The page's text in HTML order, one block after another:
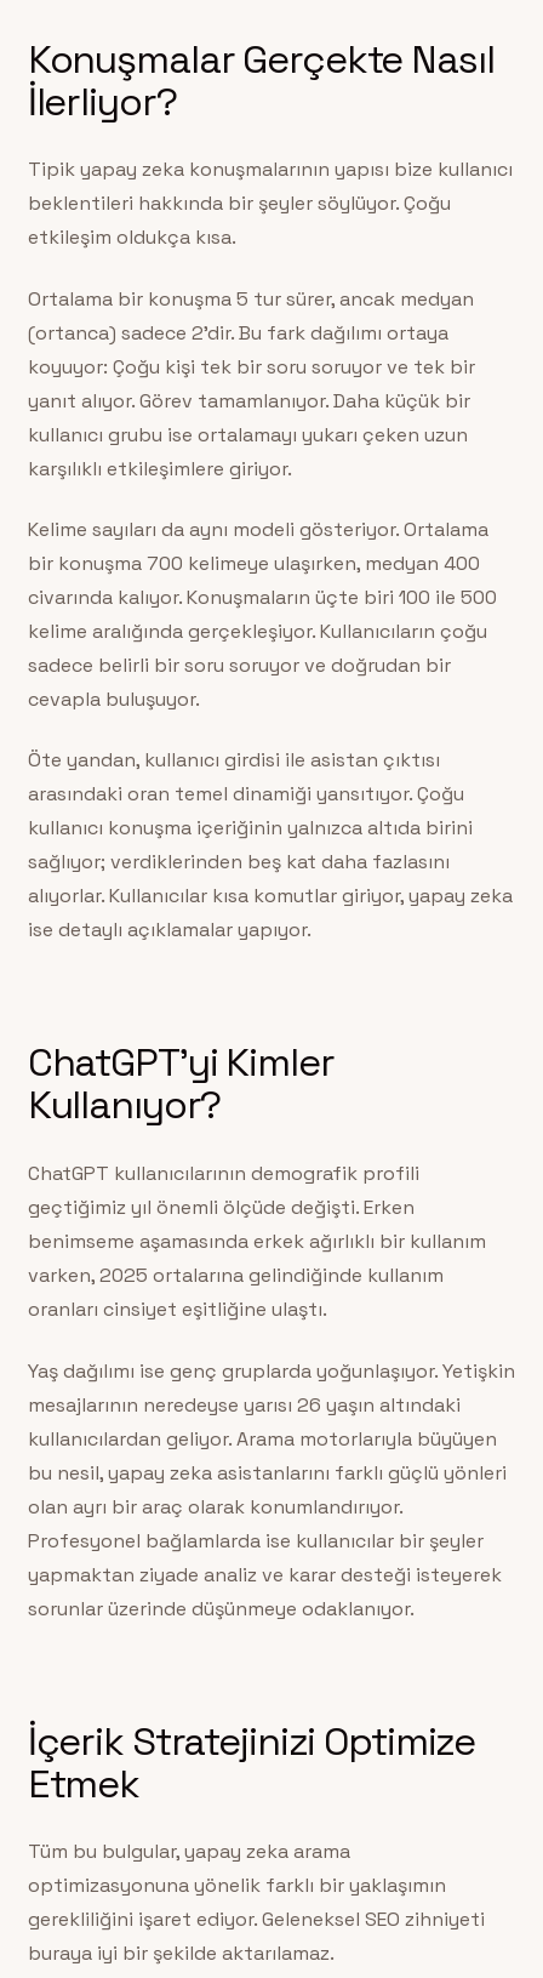
Konuşmalar Gerçekte Nasıl
İlerliyor?
Tipik yapay zeka konuşmalarının yapısı bize kullanıcı
beklentileri hakkında bir şeyler söylüyor. Çoğu
etkileşim oldukça kısa.
Ortalama bir konuşma 5 tur sürer, ancak medyan
(ortanca) sadece 2’dir. Bu fark dağılımı ortaya
koyuyor: Çoğu kişi tek bir soru soruyor ve tek bir
yanıt alıyor. Görev tamamlanıyor. Daha küçük bir
kullanıcı grubu ise ortalamayı yukarı çeken uzun
karşılıklı etkileşimlere giriyor.
Kelime sayıları da aynı modeli gösteriyor. Ortalama
bir konuşma 700 kelimeye ulaşırken, medyan 400
civarında kalıyor. Konuşmaların üçte biri 100 ile 500
kelime aralığında gerçekleşiyor. Kullanıcıların çoğu
sadece belirli bir soru soruyor ve doğrudan bir
cevapla buluşuyor.
Öte yandan, kullanıcı girdisi ile asistan çıktısı
arasındaki oran temel dinamiği yansıtıyor. Çoğu
kullanıcı konuşma içeriğinin yalnızca altıda birini
sağlıyor; verdiklerinden beş kat daha fazlasını
alıyorlar. Kullanıcılar kısa komutlar giriyor, yapay zeka
ise detaylı açıklamalar yapıyor.
ChatGPT’yi Kimler
Kullanıyor?
ChatGPT kullanıcılarının demografik profili
geçtiğimiz yıl önemli ölçüde değişti. Erken
benimseme aşamasında erkek ağırlıklı bir kullanım
varken, 2025 ortalarına gelindiğinde kullanım
oranları cinsiyet eşitliğine ulaştı.
Yaş dağılımı ise genç gruplarda yoğunlaşıyor. Yetişkin
mesajlarının neredeyse yarısı 26 yaşın altındaki
kullanıcılardan geliyor. Arama motorlarıyla büyüyen
bu nesil, yapay zeka asistanlarını farklı güçlü yönleri
olan ayrı bir araç olarak konumlandırıyor.
Profesyonel bağlamlarda ise kullanıcılar bir şeyler
yapmaktan ziyade analiz ve karar desteği isteyerek
sorunlar üzerinde düşünmeye odaklanıyor.
İçerik Stratejinizi Optimize
Etmek
Tüm bu bulgular, yapay zeka arama
optimizasyonuna yönelik farklı bir yaklaşımın
gerekliliğini işaret ediyor. Geleneksel SEO zihniyeti
buraya iyi bir şekilde aktarılamaz.